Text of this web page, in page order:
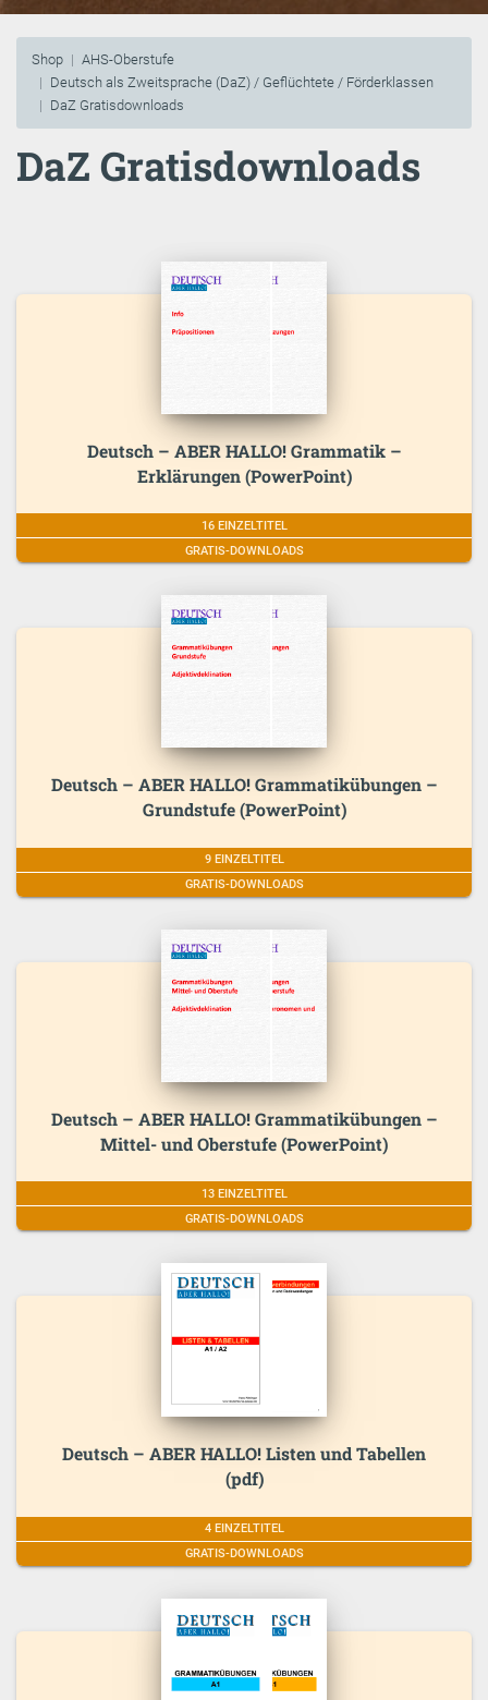
Shop
AHS-Oberstufe
Deutsch als Zweitsprache (DaZ) / Geflüchtete / Förderklassen
DaZ Gratisdownloads
DaZ Gratisdownloads
Deutsch – ABER HALLO! Grammatik –
Erklärungen (PowerPoint)
16 EINZELTITEL
GRATIS-DOWNLOADS
Deutsch – ABER HALLO! Grammatikübungen –
Grundstufe (PowerPoint)
9 EINZELTITEL
GRATIS-DOWNLOADS
Deutsch – ABER HALLO! Grammatikübungen –
Mittel- und Oberstufe (PowerPoint)
13 EINZELTITEL
GRATIS-DOWNLOADS
Deutsch – ABER HALLO! Listen und Tabellen
(pdf)
4 EINZELTITEL
GRATIS-DOWNLOADS